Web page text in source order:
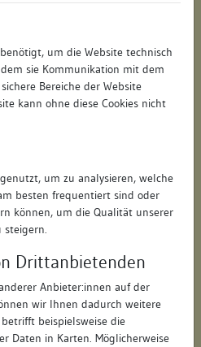
um die Website technisch
sie Kommunikation mit dem
Bereiche der Website
kann ohne diese Cookies nicht
um zu analysieren, welche
besten frequentiert sind oder
können, um die Qualität unserer
steigern.
Drittanbietenden
Anbieter:innen auf der
wir Ihnen dadurch weitere
beispielsweise die
Daten in Karten. Möglicherweise
04.05.2016
und Restaurierung
Als PDF herunterladen:
Auf der Mauer
6
74354
Besigheim
Stuttgart